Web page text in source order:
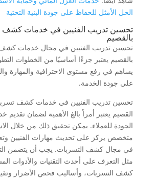
الحل الأمثل للحفاظ على جودة البنية التحتية
تحسين تدريب الفنيين في خدمات كشف
بالقصيم
تحسين تدريب الفنيين في مجال خدمات كشف
بالقصيم يعتبر جزءًا أساسيًا من الخطوات
يساهم في رفع مستوى الاحترافية والمهارة
على جودة الخدمة.
تحسين تدريب الفنيين في خدمات كشف
القصيم يعتبر أمراً بالغ الأهمية لضمان تقديم
الجودة للعملاء. يمكن تحقيق ذلك من خلال
متخصص يركز على تحديث مهارات الفنيين
في مجال كشف التسربات. يجب أن يتضمن
مثل التعرف على أحدث التقنيات والأدوات
كشف التسربات، وأساليب فحص الأضرار